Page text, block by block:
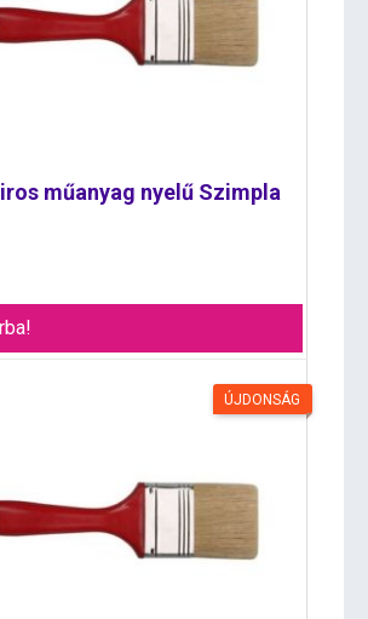
műanyag nyelű Szimpla
ÚJDONSÁG